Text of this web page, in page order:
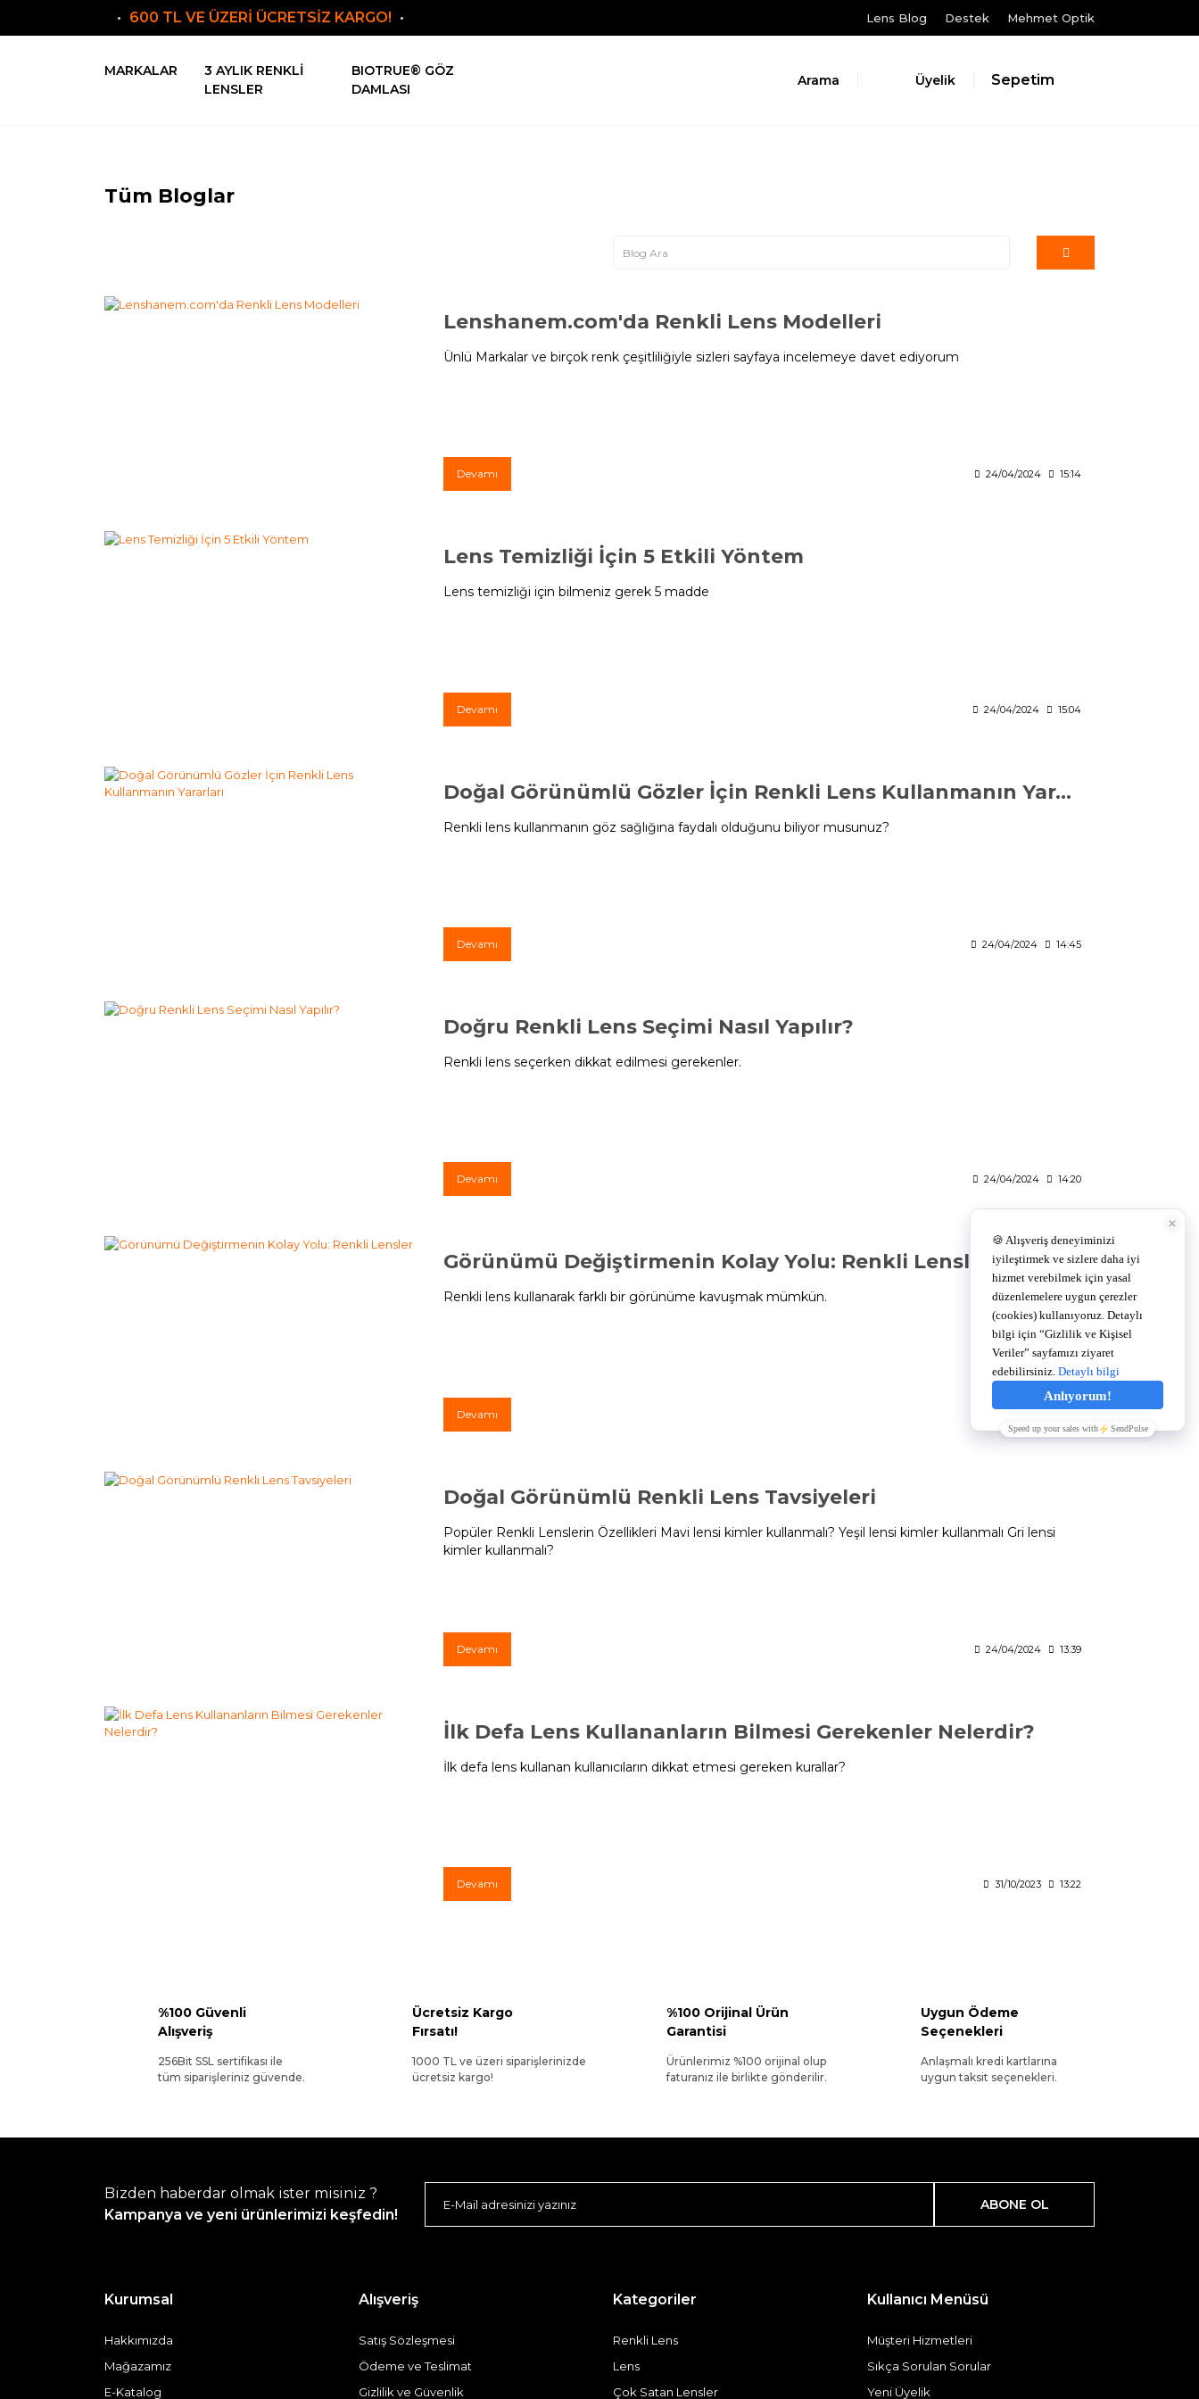
600 TL VE ÜZERİ ÜCRETSİZ KARGO! Lens Blog Destek Mehmet Optik
MARKALAR
3 AYLIK RENKLI
LENSLER
BIOTRUE® GÖZ
DAMLASI
Arama Üyelik Sepetim
Tüm Bloglar
Lenshanem.com'da Renkli Lens Modelleri
Ünlü Markalar ve birçok renk çeşitliliğiyle sizleri sayfaya incelemeye davet ediyorum
Devamı 24/04/2024 15:14
Lens Temizliği İçin 5 Etkili Yöntem
Lens temizliği için bilmeniz gerek 5 madde
Devamı 24/04/2024 15:04
Doğal Görünümlü Gözler İçin Renkli Lens Kullanmanın Yararları
Renkli lens kullanmanın göz sağlığına faydalı olduğunu biliyor musunuz?
Devamı 24/04/2024 14:45
Doğru Renkli Lens Seçimi Nasıl Yapılır?
Renkli lens seçerken dikkat edilmesi gerekenler.
Devamı 24/04/2024 14:20
Görünümü Değiştirmenin Kolay Yolu: Renkli Lensler
Renkli lens kullanarak farklı bir görünüme kavuşmak mümkün.
Devamı
Doğal Görünümlü Renkli Lens Tavsiyeleri
Popüler Renkli Lenslerin Özellikleri Mavi lensi kimler kullanmalı? Yeşil lensi kimler kullanmalı Gri lensi
kimler kullanmalı?
Devamı 24/04/2024 13:39
İlk Defa Lens Kullananların Bilmesi Gerekenler Nelerdir?
İlk defa lens kullanan kullanıcıların dikkat etmesi gereken kurallar?
Devamı 31/10/2023 13:22
%100 Güvenli
Alışveriş
256Bit SSL sertifikası ile
tüm siparişleriniz güvende.
Ücretsiz Kargo
Fırsatı!
1000 TL ve üzeri siparişlerinizde
ücretsiz kargo!
%100 Orijinal Ürün
Garantisi
Ürünlerimiz %100 orijinal olup
faturanız ile birlikte gönderilir.
Uygun Ödeme
Seçenekleri
Anlaşmalı kredi kartlarına
uygun taksit seçenekleri.
Bizden haberdar olmak ister misiniz ?
Kampanya ve yeni ürünlerimizi keşfedin!
ABONE OL
Kurumsal
Hakkımızda
Mağazamız
E-Katalog
Alışveriş
Satış Sözleşmesi
Ödeme ve Teslimat
Gizlilik ve Güvenlik
Kategoriler
Renkli Lens
Lens
Çok Satan Lensler
Kullanıcı Menüsü
Müşteri Hizmetleri
Sıkça Sorulan Sorular
Yeni Üyelik